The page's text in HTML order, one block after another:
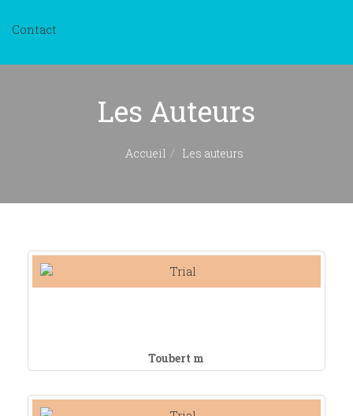
Contact
Les Auteurs
Accueil Les auteurs
Toubert m